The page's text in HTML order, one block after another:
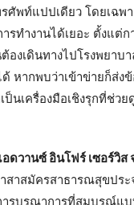
พท์แปปเดียว โดยเฉพ
ทำงานได้เยอะ ตั้งแต่
งเดินทางไปโรงพยาบ
หากพบว่าเข้าข่ายก็ส่ง
นเครื่องมือเชิงรุกที่ช่ว
วานซ์ อินโฟร์ เซอร์วิส
าสาสมัครสาธารณสุขป
ารบูรณาการที่สมบูรณ์แ